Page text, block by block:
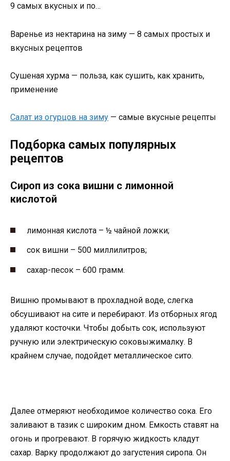
9 самых вкусных и по…
Варенье из нектарина на зиму — 8 самых простых и
вкусных рецептов
Сушеная хурма — польза, как сушить, как хранить,
применение
Салат из огурцов на зиму — самые вкусные рецепты
Подборка самых популярных
рецептов
Сироп из сока вишни с лимонной
кислотой
лимонная кислота – ½ чайной ложки;
сок вишни – 500 миллилитров;
сахар-песок – 600 грамм.
Вишню промывают в прохладной воде, слегка
обсушивают на сите и перебирают. Из отборных ягод
удаляют косточки. Чтобы добыть сок, используют
ручную или электрическую соковыжималку. В
крайнем случае, подойдет металлическое сито.
Далее отмеряют необходимое количество сока. Его
заливают в тазик с широким дном. Емкость ставят на
огонь и прогревают. В горячую жидкость кладут
сахар. Варку продолжают до загустения сиропа. Он